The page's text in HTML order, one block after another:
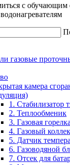
с
газовые
камера
1. Стабилизатор
2. Теплообменик
3. Газовая горелка
4. Газовый
5. Датчик
6. Газоводяной
7. Отсек для